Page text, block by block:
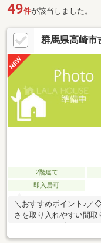
49件が該当しました。
群馬県高崎市
2階建て
即入居可
＼おすすめポイント♪
さを取り入れやすい間
スーツケースなどの保